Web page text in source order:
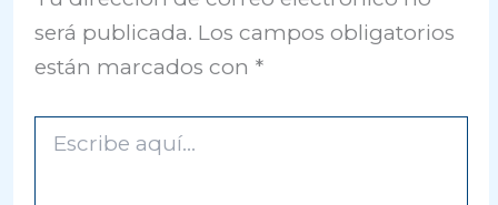
será publicada. Los campos obligatorios
están marcados con *
aquí...